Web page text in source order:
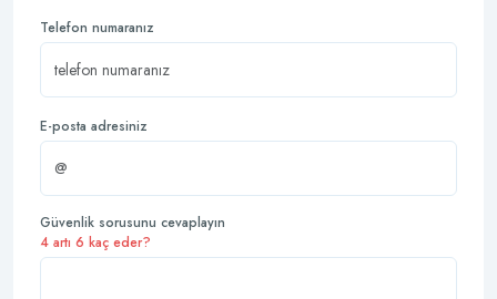
Telefon numaranız
E-posta adresiniz
Güvenlik sorusunu cevaplayın
4 artı 6 kaç eder?